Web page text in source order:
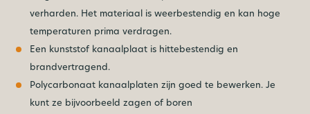
verharden. Het materiaal is weerbestendig en kan hoge
temperaturen prima verdragen.
Een kunststof kanaalplaat is hittebestendig en
brandvertragend.
Polycarbonaat kanaalplaten zijn goed te bewerken. Je
kunt ze bijvoorbeeld zagen of boren